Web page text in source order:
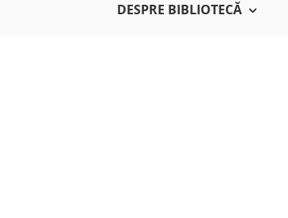
DESPRE BIBLIOTECĂ